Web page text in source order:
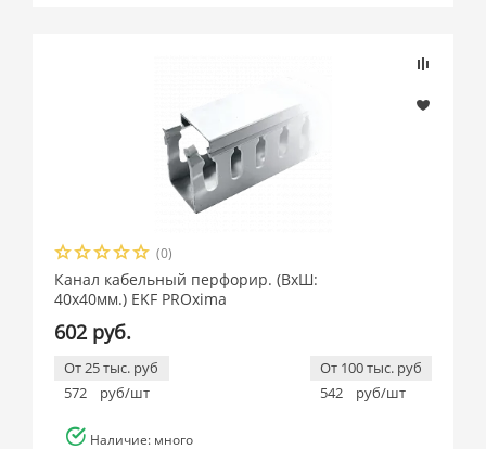
(0)
Канал кабельный перфорир. (ВхШ:
40х40мм.) EKF PROxima
602 руб.
От 25 тыс. руб
572
руб/шт
От 100 тыс. руб
542
руб/шт
Наличие: много